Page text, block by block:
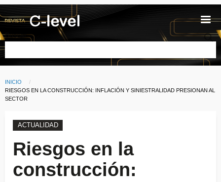
Pasar al contenido principal
Buscar
Ruta de navegación
INICIO
CURRENT:
RIESGOS EN LA CONSTRUCCIÓN: INFLACIÓN Y SINIESTRALIDAD PRESIONAN AL
SECTOR
ACTUALIDAD
Riesgos en la
construcción: